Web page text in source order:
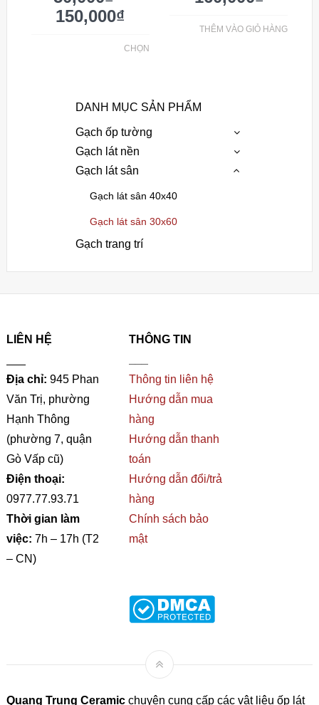
150,000₫
CHỌN
THÊM VÀO GIỎ HÀNG
DANH MỤC SẢN PHẨM
Gạch ốp tường
Gạch lát nền
Gạch lát sân
Gạch lát sân 40x40
Gạch lát sân 30x60
Gạch trang trí
LIÊN HỆ
Địa chỉ: 945 Phan
Văn Trị, phường
Hạnh Thông
(phường 7, quận
Gò Vấp cũ)
Điện thoại:
0977.77.93.71
Thời gian làm
việc: 7h – 17h (T2
– CN)
THÔNG TIN
Thông tin liên hệ
Hướng dẫn mua
hàng
Hướng dẫn thanh
toán
Hướng dẫn đổi/trả
hàng
Chính sách bảo
mật
Quang Trung Ceramicchuyên cung cấp các vật liệu ốp lát